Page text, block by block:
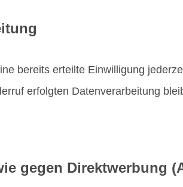
bereits erteilte Einwilligung
erfolgten Datenverarbeitung
gegen Direktwerbung